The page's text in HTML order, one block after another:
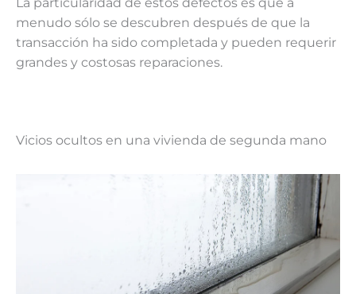
menudo sólo se descubren después de que la
transacción ha sido completada y pueden requerir
grandes y costosas reparaciones.
Vicios ocultos en una vivienda de segunda mano